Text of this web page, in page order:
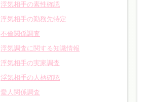
浮気相手の素性確認
浮気相手の勤務先特定
不倫関係調査
浮気調査に関する知識情報
浮気相手の実家調査
浮気相手の人柄確認
愛人関係調査